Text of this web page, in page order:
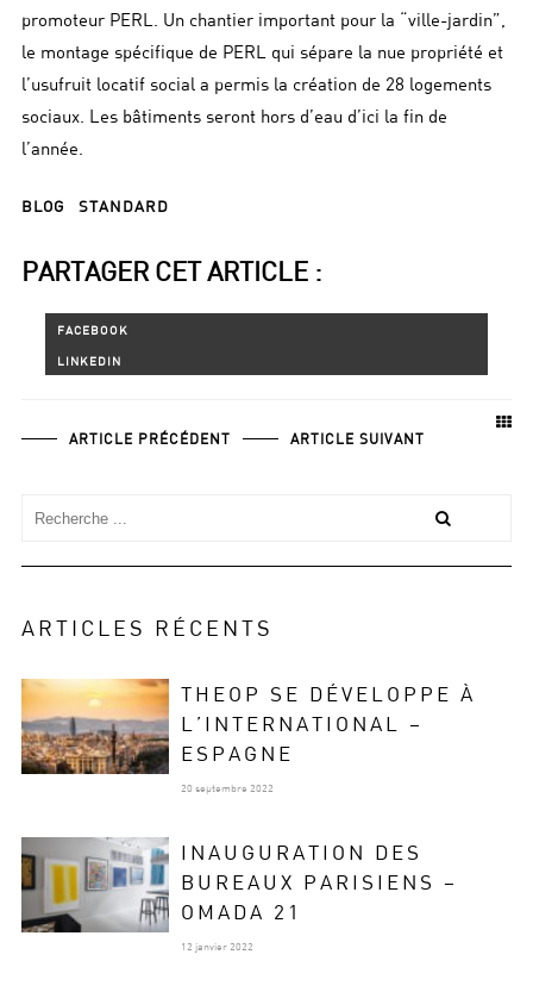
promoteur PERL. Un chantier important pour la “ville-jardin”,
le montage spécifique de PERL qui sépare la nue propriété et
l’usufruit locatif social a permis la création de 28 logements
sociaux. Les bâtiments seront hors d’eau d’ici la fin de
l’année.
BLOG STANDARD
PARTAGER CET ARTICLE :
ARTICLE PRÉCÉDENT ARTICLE SUIVANT
ARTICLES RÉCENTS
THEOP SE DÉVELOPPE À
L’INTERNATIONAL –
ESPAGNE
20 septembre 2022
INAUGURATION DES
BUREAUX PARISIENS –
OMADA 21
12 janvier 2022